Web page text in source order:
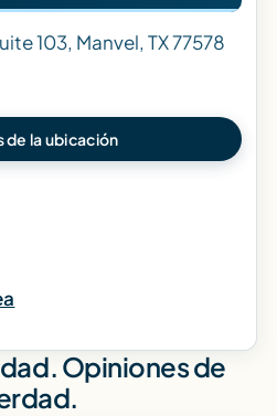
103, Manvel, TX 77578
de la ubicación
Opiniones de